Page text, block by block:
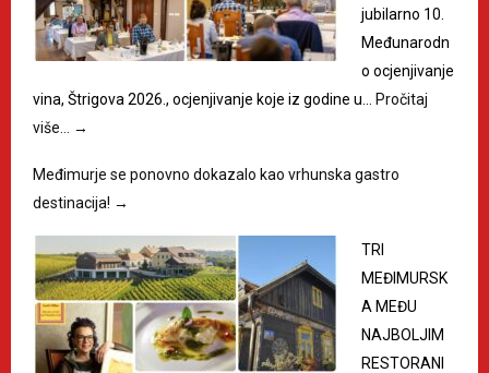
jubilarno 10.
Međunarodn
o ocjenjivanje
vina, Štrigova 2026., ocjenjivanje koje iz godine u…
Pročitaj
više…
→
Međimurje se ponovno dokazalo kao vrhunska gastro
destinacija! →
TRI
MEĐIMURSK
A MEĐU
NAJBOLJIM
RESTORANI